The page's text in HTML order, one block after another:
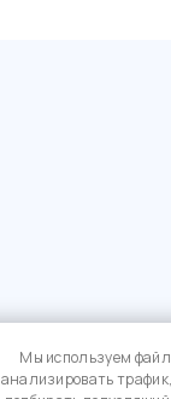
Мы используем
анализировать